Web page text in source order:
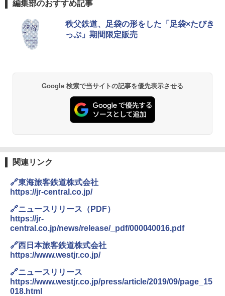
[キャンパーズコレクション 山善] ポップアッ
プテント 傘みたいに広げて畳める パッとサ
ッとサンシェード キューブ フルクローズ メ
￥6,831
PYKES PEAK (パイクスピーク) 着替えテン
ト プライバシー テント 【中が透けない】 1
人用 折りたたみ 防災グッズ 災害用トイレ ビ
易 トイレテント (グレー)
ENDLESS BASE 《めざましテレビで紹介》
テント ワンタッチ RENEW 幅200 2-3人用 43
[キャンパーズコレクション 山善] 傘みたいに
広げるだけ パッとサッとテント ブラックコ
簡単設置 ポップアップテント エクルベージ
ュ(BC仕様) PATC-150B(EB)
DEWEL パラソル 大型 ビーチ アウトドアパ
ラソル ガーデン サイトシート付 折りたたみ
防水 UVカット 4段階高さ調整 軽量 収納袋付
026リニューアル 急速冷凍 空間倍増 衛生的
コンパクト 保冷力長持ち
秒）射程5～10m 安全ロック搭載 携帯収納袋
付き ヒグマ・イノシシ対策 自治体・教育機
防災用品 長期保存可能 緊急時用 日本国内発
-08EX カーキ ソロキャンプ ポリエステル フ
レーム ドーム型 テント
編集部のおすすめ記事
秩父鉄道、足袋の形をした「足袋×たびき
っぷ」期間限定販売
Google 検索で当サイトの記事を優先表示させる
関連リンク
🔗東海旅客鉄道株式会社
https://jr-central.co.jp/
🔗ニュースリリース（PDF）
https://jr-
central.co.jp/news/release/_pdf/000040016.pdf
🔗西日本旅客鉄道株式会社
https://www.westjr.co.jp/
🔗ニュースリリース
https://www.westjr.co.jp/press/article/2019/09/page_15
018.html